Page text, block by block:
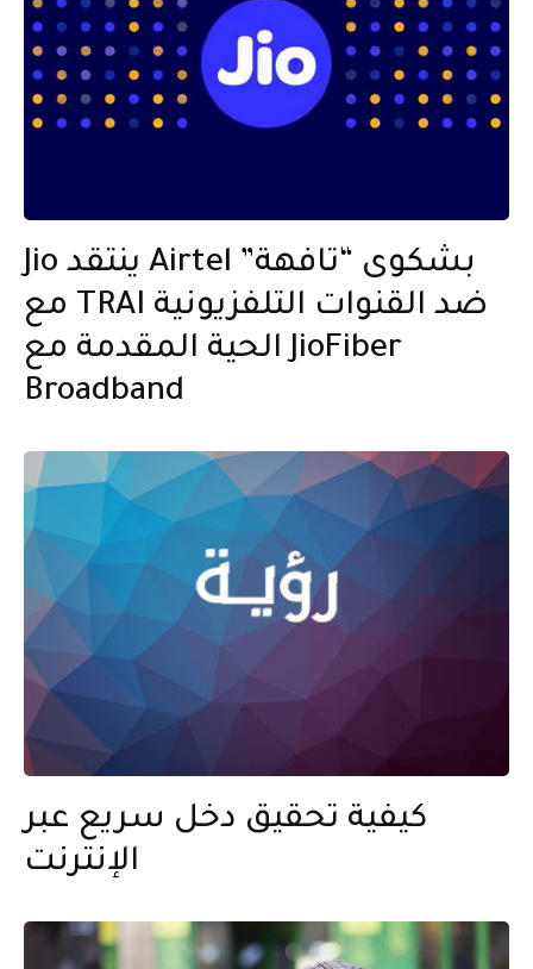
Jio ينتقد Airtel بشكوى “تافهة”
مع TRAI ضد القنوات التلفزيونية
الحية المقدمة مع JioFiber
Broadband
كيفية تحقيق دخل سريع عبر
الإنترنت